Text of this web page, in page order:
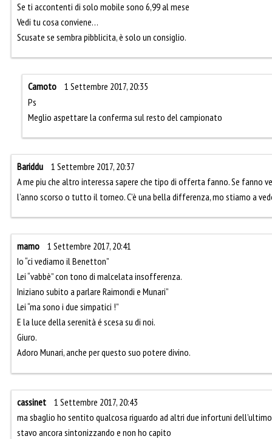
Se ti accontenti di solo mobile sono 6,99 al mese
Vedi tu cosa conviene…
Scusate se sembra pibblicita, è solo un consiglio.
Camoto
1 Settembre 2017, 20:35
Ps
Meglio aspettare la conferma sul resto del campionato
Bariddu
1 Settembre 2017, 20:37
A me piu che altro interessa sapere che tipo di offerta fanno. Se fanno
l’anno scorso o tutto il torneo. C’è una bella differenza, mo stiamo a
mamo
1 Settembre 2017, 20:41
Io “ci vediamo il Benetton”
Lei “vabbè” con tono di malcelata insofferenza.
Iniziano subito a parlare Raimondi e Munari”
Lei “ma sono i due simpatici !”
E la luce della serenità é scesa su di noi.
Giuro.
Adoro Munari, anche per questo suo potere divino.
cassinet
1 Settembre 2017, 20:43
ma sbaglio ho sentito qualcosa riguardo ad altri due infortuni
stavo ancora sintonizzando e non ho capito